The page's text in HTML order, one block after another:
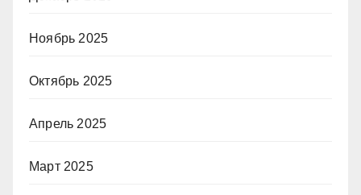
Ноябрь 2025
Октябрь 2025
Апрель 2025
Март 2025